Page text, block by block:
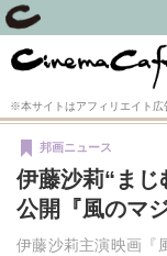
※本サイトはアフィリエイト広
伊藤沙莉“まじ
公開『風のマ
伊藤沙莉主演映画『
邦画ニュース